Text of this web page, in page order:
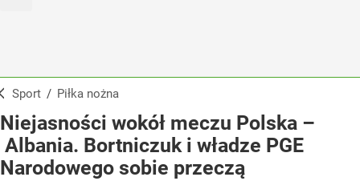
Sport / Piłka nożna
Niejasności wokół meczu Polska –
Albania. Bortniczuk i władze PGE
Narodowego sobie przeczą